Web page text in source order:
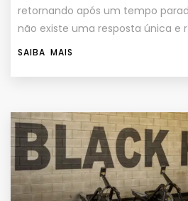
retornando após um tempo
não existe uma resposta única e
SAIBA MAIS